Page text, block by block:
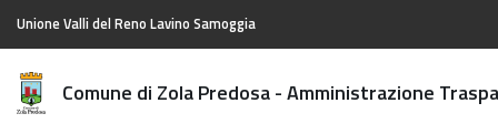
Unione Valli del Reno Lavino Samoggia
Comune di Zola Predosa - Amministrazione